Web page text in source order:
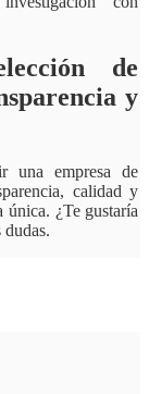
de
y
una empresa de
calidad y
única. ¿Te gustaría
dudas.​